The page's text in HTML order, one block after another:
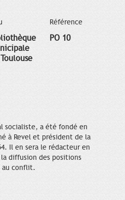
Référence
PO 10
socialiste, a été fondé en
à Revel et président de la
Il en sera le rédacteur en
diffusion des positions
au conflit.